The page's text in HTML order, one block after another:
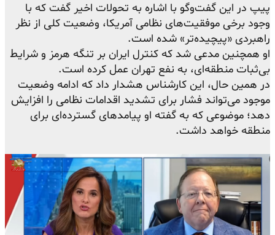
پیپ در این گفت‌وگو با اشاره به تحولات اخیر گفت که با
وجود برخی موفقیت‌های نظامی آمریکا، وضعیت کلی از نظر
راهبردی «پیچیده‌تر» شده است.
او همچنین مدعی شد که کنترل ایران بر تنگه هرمز و شرایط
بی‌ثبات منطقه‌ای، به نفع تهران عمل کرده است.
در همین حال، این کارشناس هشدار داد که ادامه وضعیت
موجود می‌تواند فشار برای تشدید اقدامات نظامی را افزایش
دهد؛ موضوعی که به گفته او پیامدهای گسترده‌ای برای
منطقه خواهد داشت.